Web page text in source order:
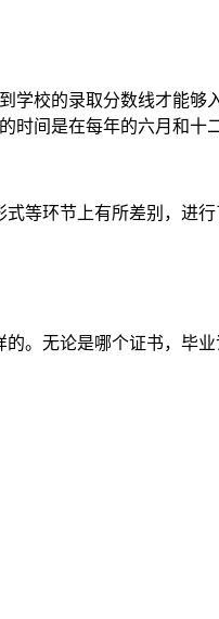
校的录取分数线才能够
时间是在每年的六月和十二
等环节上有所差别，进行
无论是哪个证书，毕业